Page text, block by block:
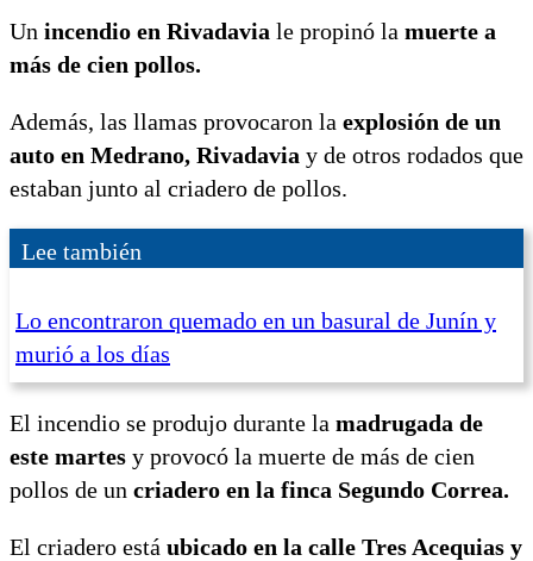
Un incendio en Rivadavia le propinó la muerte a
más de cien pollos.
Además, las llamas provocaron la explosión de un
auto en Medrano, Rivadavia y de otros rodados que
estaban junto al criadero de pollos.
Lee también
Lo encontraron quemado en un basural de Junín y
murió a los días
El incendio se produjo durante la madrugada de
este martes y provocó la muerte de más de cien
pollos de un criadero en la finca Segundo Correa.
El criadero está ubicado en la calle Tres Acequias y